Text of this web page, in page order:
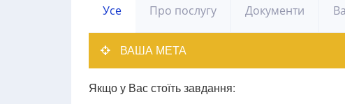
Усе Про послугу Документи
ВАША МЕТА
Якщо у Вас стоїть завдання: